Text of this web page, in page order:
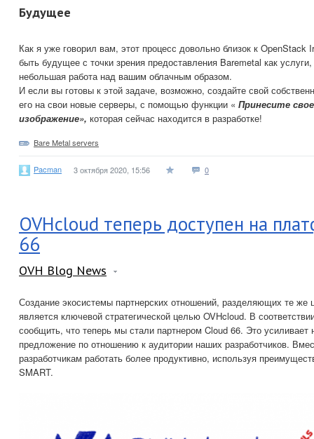
Будущее
Как я уже говорил вам, этот процесс довольно близок к OpenStack
быть будущее с точки зрения предоставления Baremetal как
небольшая работа над вашим облачным образом.
И если вы готовы к этой задаче, возможно, создайте свой
его на свои новые серверы, с помощью функции « Принесите
изображение», которая сейчас находится в разработке!
Bare Metal servers
Pacman 3 октября 2020, 15:56 0
OVHcloud теперь доступен на
66
OVH Blog News
Создание экосистемы партнерских отношений, разделяющих те же
является ключевой стратегической целью OVHcloud. В
сообщить, что теперь мы стали партнером Cloud 66. Это усиливает
предложение по отношению к аудитории наших разработчиков.
разработчикам работать более продуктивно, используя
SMART.